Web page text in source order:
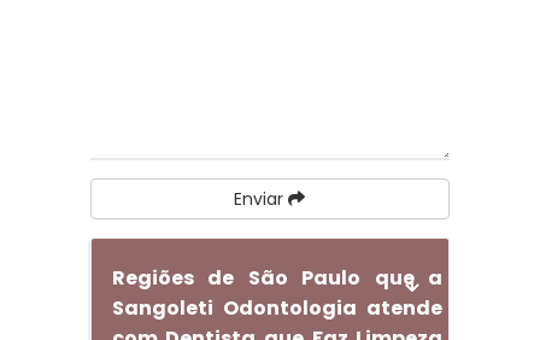
Enviar
Regiões de São Paulo que a
Sangoleti Odontologia atende